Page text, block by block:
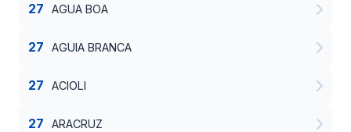
27 AGUA BOA
27 AGUIA BRANCA
27 ACIOLI
27 ARACRUZ